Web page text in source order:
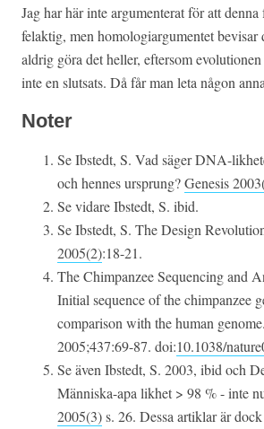
Jag har här inte argumenterat för att
felaktig, men homologiargumentet bevisar
aldrig göra det heller, eftersom
inte en slutsats. Då får man leta någon
Noter
Se Ibstedt, S. Vad säger DNA-
och hennes ursprung?Genesis
Se vidare Ibstedt, S. ibid.
Se Ibstedt, S. The Design
2005(2):18-21.
The Chimpanzee Sequencing and
Initial sequence of the chimpanzee
comparison with the human
2005;437:69-87. doi:10.1038/
Se även Ibstedt, S. 2003, ibid och
Människa-apa likhet > 98 % - inte
2005(3)s. 26. Dessa artiklar är